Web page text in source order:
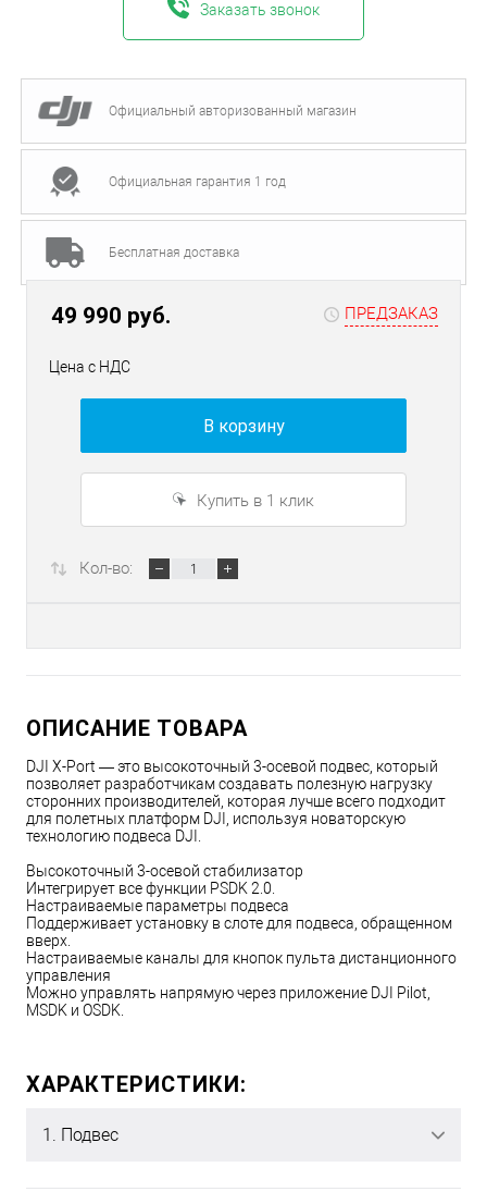
Заказать звонок
Официальный авторизованный магазин
Официальная гарантия 1 год
Бесплатная доставка
49 990 руб. ПРЕДЗАКАЗ
Цена с НДС
В корзину
Купить в 1 клик
Кол-во:
ОПИСАНИЕ ТОВАРА
DJI X-Port — это высокоточный 3-осевой подвес, который
позволяет разработчикам создавать полезную нагрузку
сторонних производителей, которая лучше всего подходит
для полетных платформ DJI, используя новаторскую
технологию подвеса DJI.
Высокоточный 3-осевой стабилизатор
Интегрирует все функции PSDK 2.0.
Настраиваемые параметры подвеса
Поддерживает установку в слоте для подвеса, обращенном
вверх.
Настраиваемые каналы для кнопок пульта дистанционного
управления
Можно управлять напрямую через приложение DJI Pilot,
MSDK и OSDK.
ХАРАКТЕРИСТИКИ:
1. Подвес